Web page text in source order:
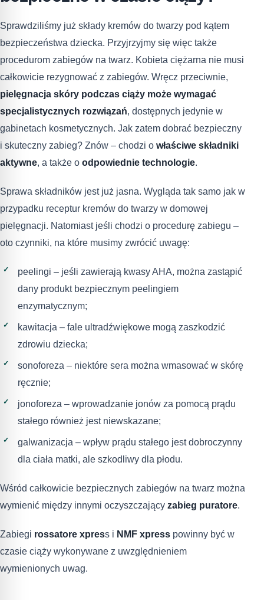
Sprawdziliśmy już składy kremów do twarzy pod kątem
bezpieczeństwa dziecka. Przyjrzyjmy się więc także
procedurom zabiegów na twarz. Kobieta ciężarna nie musi
całkowicie rezygnować z zabiegów. Wręcz przeciwnie,
pielęgnacja skóry podczas ciąży może wymagać
specjalistycznych rozwiązań, dostępnych jedynie w
gabinetach kosmetycznych. Jak zatem dobrać bezpieczny
i skuteczny zabieg? Znów – chodzi o właściwe składniki
aktywne, a także o odpowiednie technologie.
Sprawa składników jest już jasna. Wygląda tak samo jak w
przypadku receptur kremów do twarzy w domowej
pielęgnacji. Natomiast jeśli chodzi o procedurę zabiegu –
oto czynniki, na które musimy zwrócić uwagę:
peelingi – jeśli zawierają kwasy AHA, można zastąpić
dany produkt bezpiecznym peelingiem
enzymatycznym;
kawitacja – fale ultradźwiękowe mogą zaszkodzić
zdrowiu dziecka;
sonoforeza – niektóre sera można wmasować w skórę
ręcznie;
jonoforeza – wprowadzanie jonów za pomocą prądu
stałego również jest niewskazane;
galwanizacja – wpływ prądu stałego jest dobroczynny
dla ciała matki, ale szkodliwy dla płodu.
Wśród całkowicie bezpiecznych zabiegów na twarz można
wymienić między innymi oczyszczający zabieg puratore.
Zabiegi rossatore xpress i NMF xpress powinny być w
czasie ciąży wykonywane z uwzględnieniem
wymienionych uwag.